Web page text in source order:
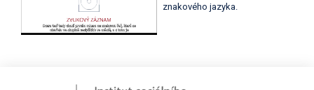
znakového jazyka.